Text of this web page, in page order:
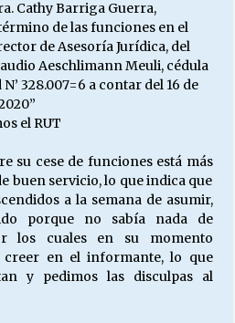
Cathy Barriga Guerra,
de las funciones en el
de Asesoría Jurídica, del
Aeschlimann Meuli, cédula
328.007=6 a contar del 16 de
el RUT
su cese de funciones está más
buen servicio, lo que indica que
a la semana de asumir,
porque no sabía nada de
los cuales en su momento
creer en el informante, lo que
y pedimos las disculpas al